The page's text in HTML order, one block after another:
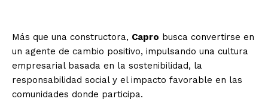
Más que una constructora, Capro busca convertirse en
un agente de cambio positivo, impulsando una cultura
empresarial basada en la sostenibilidad, la
responsabilidad social y el impacto favorable en las
comunidades donde participa.